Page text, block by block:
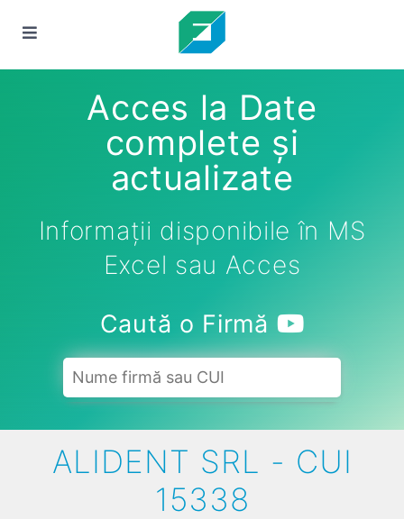
Acces la Date
complete și
actualizate
Informații disponibile în MS
Excel sau Acces
Caută o Firmă
ALIDENT SRL - CUI
15338